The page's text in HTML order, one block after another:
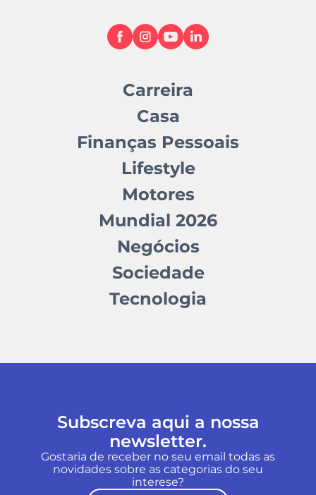
Carreira
Casa
Finanças Pessoais
Lifestyle
Motores
Mundial 2026
Negócios
Sociedade
Tecnologia
Subscreva aqui a nossa
newsletter.
Gostaria de receber no seu email todas as
novidades sobre as categorias do seu
interese?